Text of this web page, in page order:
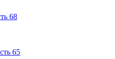
68
65